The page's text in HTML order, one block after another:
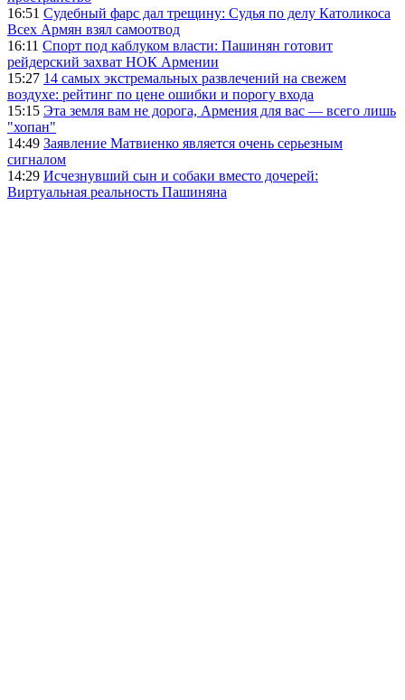
16:51 Судебный фарс дал трещину: Судья по делу Католикоса
Всех Армян взял самоотвод
16:11 Спорт под каблуком власти: Пашинян готовит
рейдерский захват НОК Армении
15:27 14 самых экстремальных развлечений на свежем
воздухе: рейтинг по цене ошибки и порогу входа
15:15 Эта земля вам не дорога, Армения для вас — всего лишь
"хопан"
14:49 Заявление Матвиенко является очень серьезным
сигналом
14:29 Исчезнувший сын и собаки вместо дочерей:
Виртуальная реальность Пашиняна